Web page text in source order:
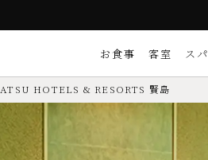
お食事 客室 スパ
島
HOTELS & RESORTS 賢島